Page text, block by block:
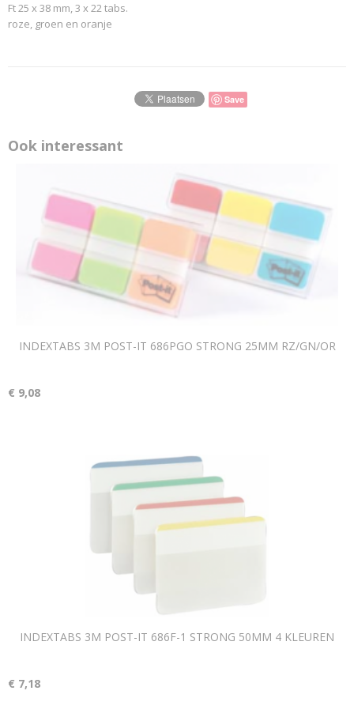
Ft 25 x 38 mm, 3 x 22 tabs.
roze, groen en oranje
Save
Ook interessant
INDEXTABS 3M POST-IT 686PGO STRONG 25MM RZ/GN/OR
€ 9,08
INDEXTABS 3M POST-IT 686F-1 STRONG 50MM 4 KLEUREN
€ 7,18